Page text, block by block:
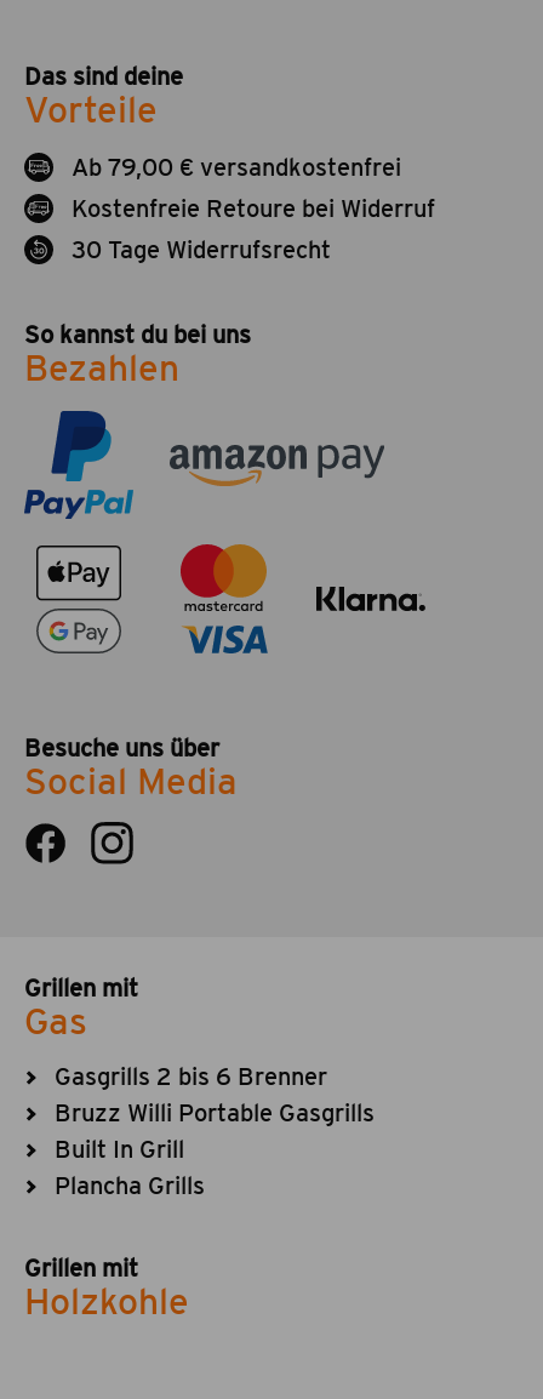
Das sind deine
Vorteile
Ab 79,00 € versandkostenfrei
Kostenfreie Retoure bei Widerruf
30 Tage Widerrufsrecht
So kannst du bei uns
Bezahlen
Besuche uns über
Social Media
Grillen mit
Gas
Gasgrills 2 bis 6 Brenner
Bruzz Willi Portable Gasgrills
Built In Grill
Plancha Grills
Grillen mit
Holzkohle